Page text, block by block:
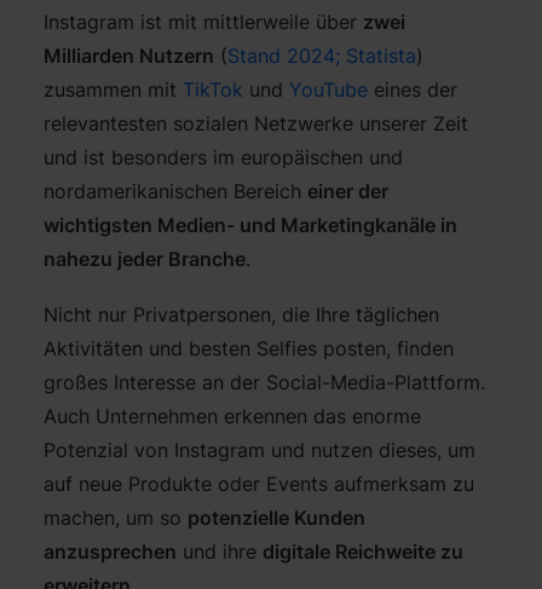
Instagram ist mit mittlerweile über zwei
Milliarden Nutzern (Stand 2024; Statista)
zusammen mit TikTok und YouTube eines der
relevantesten sozialen Netzwerke unserer Zeit
und ist besonders im europäischen und
nordamerikanischen Bereich einer der
wichtigsten Medien- und Marketingkanäle in
nahezu jeder Branche.
Nicht nur Privatpersonen, die Ihre täglichen
Aktivitäten und besten Selfies posten, finden
großes Interesse an der Social-Media-Plattform.
Auch Unternehmen erkennen das enorme
Potenzial von Instagram und nutzen dieses, um
auf neue Produkte oder Events aufmerksam zu
machen, um so potenzielle Kunden
anzusprechen und ihre digitale Reichweite zu